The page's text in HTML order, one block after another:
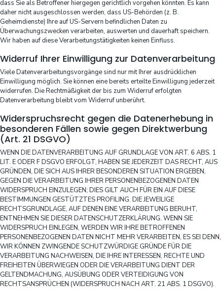
dass Sie als Betroffener hiergegen gerichtlich vorgehen könnten. Es kann
daher nicht ausgeschlossen werden, dass US-Behörden (z. B.
Geheimdienste) Ihre auf US-Servern befindlichen Daten zu
Überwachungszwecken verarbeiten, auswerten und dauerhaft speichern.
Wir haben auf diese Verarbeitungstätigkeiten keinen Einfluss.
Widerruf Ihrer Einwilligung zur Datenverarbeitung
Viele Datenverarbeitungsvorgänge sind nur mit Ihrer ausdrücklichen
Einwilligung möglich. Sie können eine bereits erteilte Einwilligung jederzeit
widerrufen. Die Rechtmäßigkeit der bis zum Widerruf erfolgten
Datenverarbeitung bleibt vom Widerruf unberührt.
Widerspruchsrecht gegen die Datenerhebung in
besonderen Fällen sowie gegen Direktwerbung
(Art. 21 DSGVO)
WENN DIE DATENVERARBEITUNG AUF GRUNDLAGE VON ART. 6 ABS. 1
LIT. E ODER F DSGVO ERFOLGT, HABEN SIE JEDERZEIT DAS RECHT, AUS
GRÜNDEN, DIE SICH AUS IHRER BESONDEREN SITUATION ERGEBEN,
GEGEN DIE VERARBEITUNG IHRER PERSONENBEZOGENEN DATEN
WIDERSPRUCH EINZULEGEN; DIES GILT AUCH FÜR EIN AUF DIESE
BESTIMMUNGEN GESTÜTZTES PROFILING. DIE JEWEILIGE
RECHTSGRUNDLAGE, AUF DENEN EINE VERARBEITUNG BERUHT,
ENTNEHMEN SIE DIESER DATENSCHUTZERKLÄRUNG. WENN SIE
WIDERSPRUCH EINLEGEN, WERDEN WIR IHRE BETROFFENEN
PERSONENBEZOGENEN DATEN NICHT MEHR VERARBEITEN, ES SEI DENN,
WIR KÖNNEN ZWINGENDE SCHUTZWÜRDIGE GRÜNDE FÜR DIE
VERARBEITUNG NACHWEISEN, DIE IHRE INTERESSEN, RECHTE UND
FREIHEITEN ÜBERWIEGEN ODER DIE VERARBEITUNG DIENT DER
GELTENDMACHUNG, AUSÜBUNG ODER VERTEIDIGUNG VON
RECHTSANSPRÜCHEN (WIDERSPRUCH NACH ART. 21 ABS. 1 DSGVO).